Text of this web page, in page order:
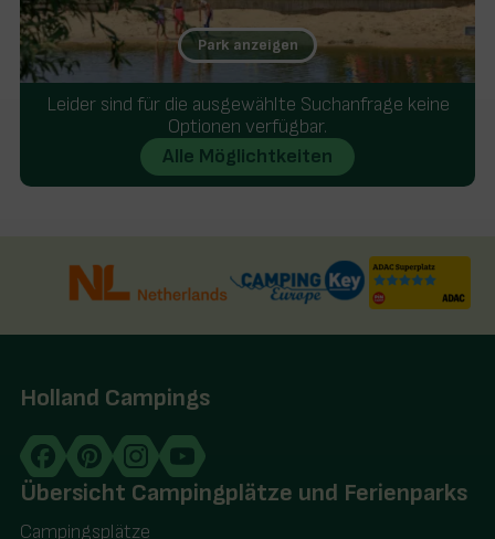
Am Wasser gelegen mit Jachthafen und Restaurant
In der Nähe von Giethoorn und Blokzijl
Hallenbad und indoorspielplatz
Park anzeigen
Leider sind für die ausgewählte Suchanfrage keine
Optionen verfügbar.
Alle Möglichtkeiten
Holland Campings
Übersicht Campingplätze und Ferienparks
Campingsplätze